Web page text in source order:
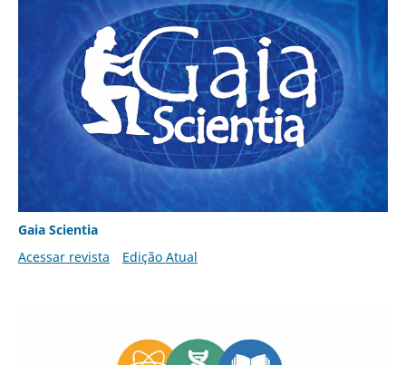
Gaia Scientia
Acessar revista
Edição Atual